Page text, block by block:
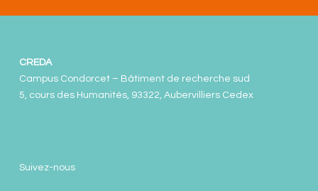
CREDA
Campus Condorcet – Bâtiment de recherche sud
5, cours des Humanités, 93322, Aubervilliers Cedex
Suivez-nous